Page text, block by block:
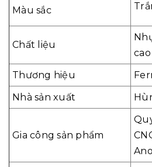
Màu sắc
Chất liệu
cao
Thương hiệu
Nhà sản xuất
Gia công sản phẩm